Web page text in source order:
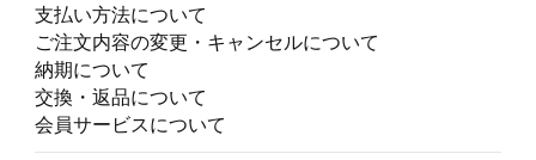
支払い方法について
ご注文内容の変更・キャンセルについて
納期について
交換・返品について
会員サービスについて